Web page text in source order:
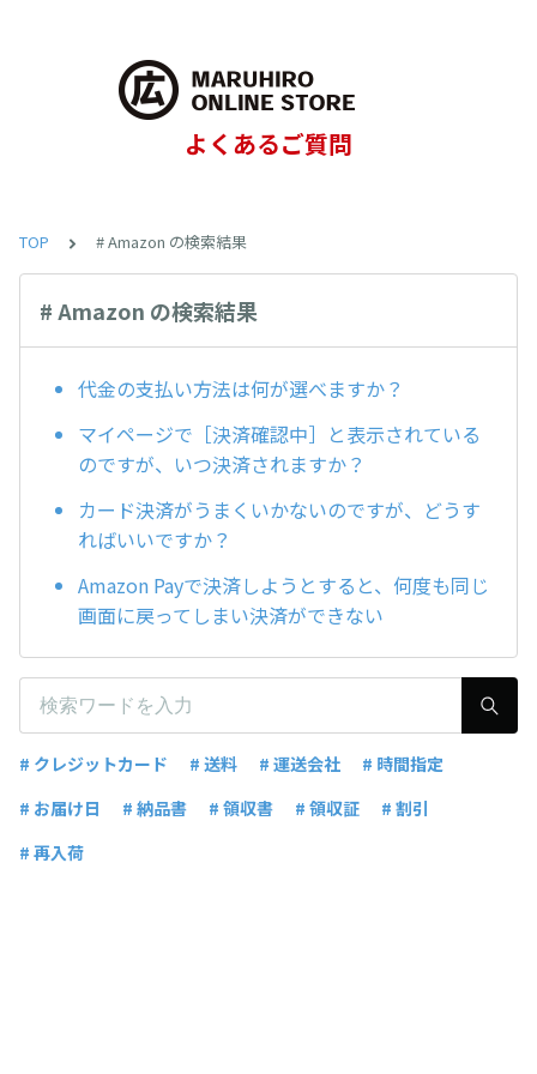
よくあるご質問
TOP # Amazon の検索結果
# Amazon の検索結果
代金の支払い方法は何が選べますか？
マイページで［決済確認中］と表示されている
のですが、いつ決済されますか？
カード決済がうまくいかないのですが、どうす
ればいいですか？
Amazon Payで決済しようとすると、何度も同じ
画面に戻ってしまい決済ができない
# クレジットカード # 送料 # 運送会社
# 時間指定
# お届け日
# 納品書 # 領収書 # 領収証
# 割引
# 再入荷